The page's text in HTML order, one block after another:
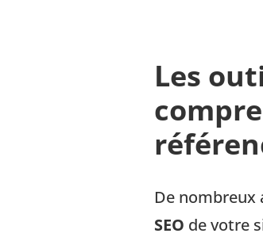
Les
De nombreux
SEO de votre